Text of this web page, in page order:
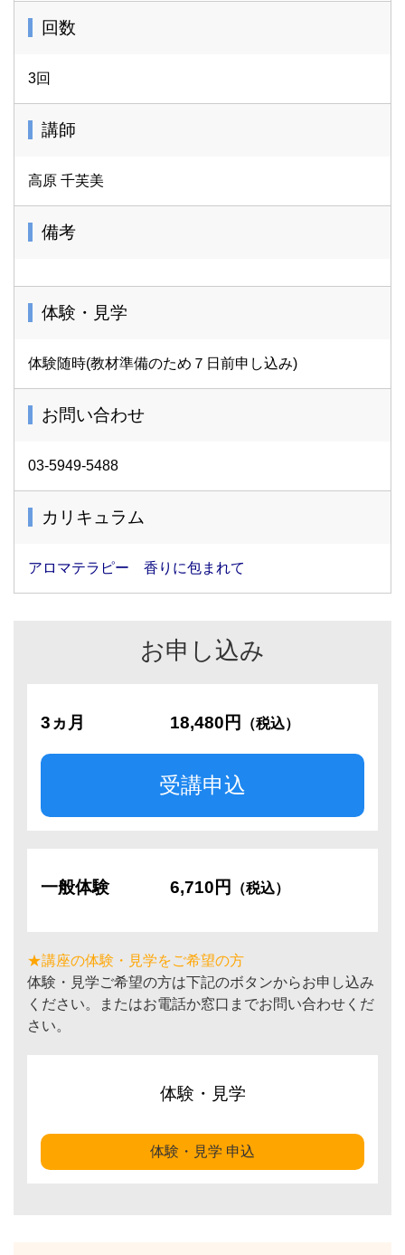
回数
3回
講師
高原 千芙美
備考
体験・見学
体験随時(教材準備のため７日前申し込み)
お問い合わせ
03-5949-5488
カリキュラム
アロマテラピー 香りに包まれて
お申し込み
3ヵ月 18,480円 （税込）
受講申込
一般体験 6,710円 （税込）
★講座の体験・見学をご希望の方
体験・見学ご希望の方は下記のボタンからお申し込み
ください。またはお電話か窓口までお問い合わせくだ
さい。
体験・見学
体験・見学 申込